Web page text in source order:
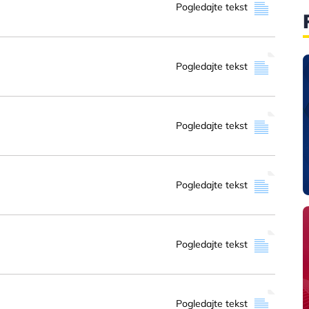
Pogledajte tekst
Pogledajte tekst
Pogledajte tekst
Pogledajte tekst
Pogledajte tekst
Pogledajte tekst